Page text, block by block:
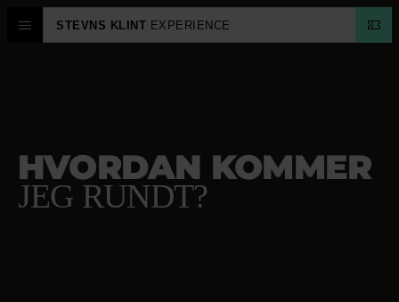
STEVNS KLINT EXPERIENCE
HVORDAN KOMMER
JEG RUNDT?